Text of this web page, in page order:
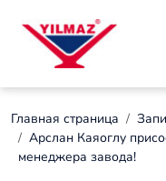
Главная страница
Арслан Каяоглу
менеджера завода!